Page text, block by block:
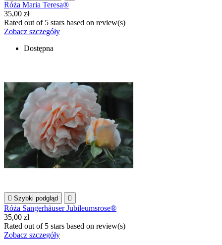
Róża Maria Teresa®
35,00 zł
Rated out of 5 stars based on review(s)
Zobacz szczegóły
Dostępna
 Szybki podgląd 
Róża Sangerhäuser Jubileumsrose®
35,00 zł
Rated out of 5 stars based on review(s)
Zobacz szczegóły